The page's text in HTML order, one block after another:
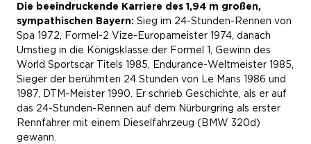
Die beeindruckende Karriere des 1,94 m großen,
sympathischen Bayern: Sieg im 24-Stunden-Rennen von
Spa 1972, Formel-2 Vize-Europameister 1974, danach
Umstieg in die Königsklasse der Formel 1, Gewinn des
World Sportscar Titels 1985, Endurance-Weltmeister 1985,
Sieger der berühmten 24 Stunden von Le Mans 1986 und
1987, DTM-Meister 1990. Er schrieb Geschichte, als er auf
das 24-Stunden-Rennen auf dem Nürburgring als erster
Rennfahrer mit einem Dieselfahrzeug (BMW 320d)
gewann.